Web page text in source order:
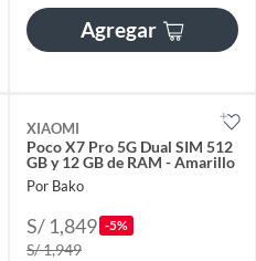
Agregar
XIAOMI
Poco X7 Pro 5G Dual SIM 512
GB y 12 GB de RAM - Amarillo
Por Bako
S/ 1,849 -5%
S/ 1,949